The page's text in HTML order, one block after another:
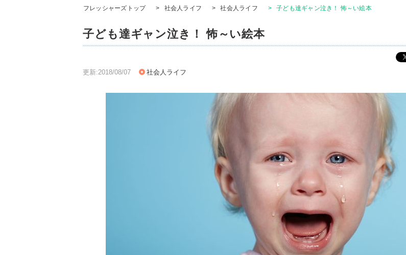
フレッシャーズトップ > 社会人ライフ > 社会人ライフ > 子ども達ギャン泣き！ 怖～い絵本
子ども達ギャン泣き！ 怖～い絵本
更新:2018/08/07 社会人ライフ